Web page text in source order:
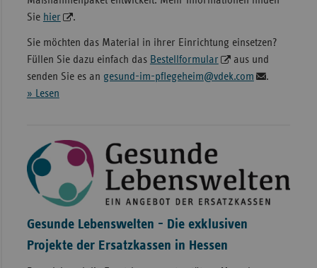
Sie hier .
Sie möchten das Material in ihrer Einrichtung einsetzen?
Füllen Sie dazu einfach das Bestellformular
aus und
senden Sie es an gesund-im-pflegeheim@vdek.com
.
» Lesen
Gesunde Lebenswelten - Die exklusiven
Projekte der Ersatzkassen in Hessen